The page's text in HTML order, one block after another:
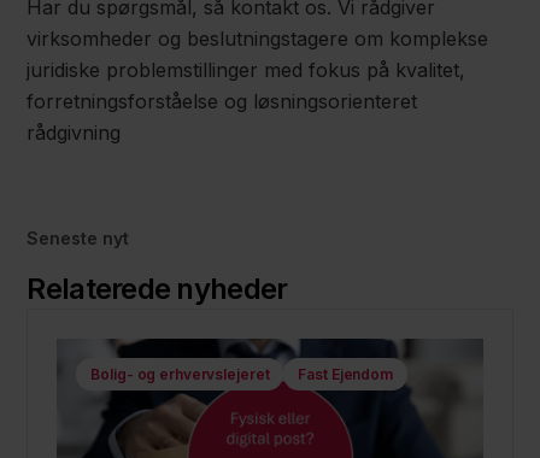
Har du spørgsmål, så kontakt os. Vi rådgiver
virksomheder og beslutningstagere om komplekse
juridiske problemstillinger med fokus på kvalitet,
forretningsforståelse og løsningsorienteret
rådgivning
Seneste nyt
Relaterede nyheder
Bolig- og erhvervslejeret Fast Ejendom